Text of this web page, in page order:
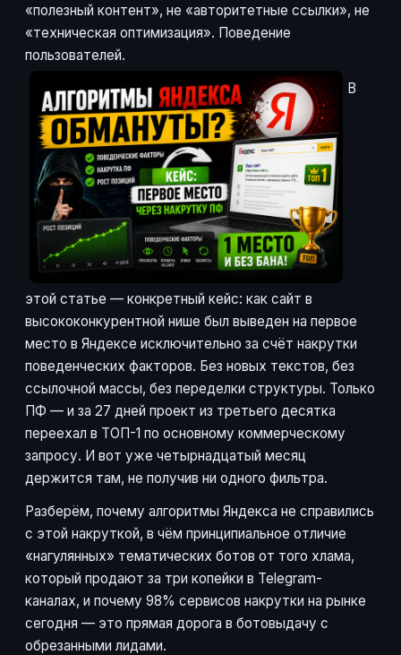
«полезный контент», не «авторитетные ссылки», не
«техническая оптимизация». Поведение
пользователей.
В
этой статье — конкретный кейс: как сайт в
высококонкурентной нише был выведен на первое
место в Яндексе исключительно за счёт накрутки
поведенческих факторов. Без новых текстов, без
ссылочной массы, без переделки структуры. Только
ПФ — и за 27 дней проект из третьего десятка
переехал в ТОП-1 по основному коммерческому
запросу. И вот уже четырнадцатый месяц
держится там, не получив ни одного фильтра.
Разберём, почему алгоритмы Яндекса не справились
с этой накруткой, в чём принципиальное отличие
«нагулянных» тематических ботов от того хлама,
который продают за три копейки в Telegram-
каналах, и почему 98% сервисов накрутки на рынке
сегодня — это прямая дорога в ботовыдачу с
обрезанными лидами.